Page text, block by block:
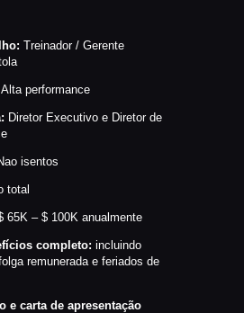
DÚVIDAS
DE CURSOS E
Treinador / Gerente
Alta performance
Diretor Executivo e Diretor de
isentos
total
65K – $ 100K anualmente
completo: incluindo
remunerada e feriados de
e carta de apresentação